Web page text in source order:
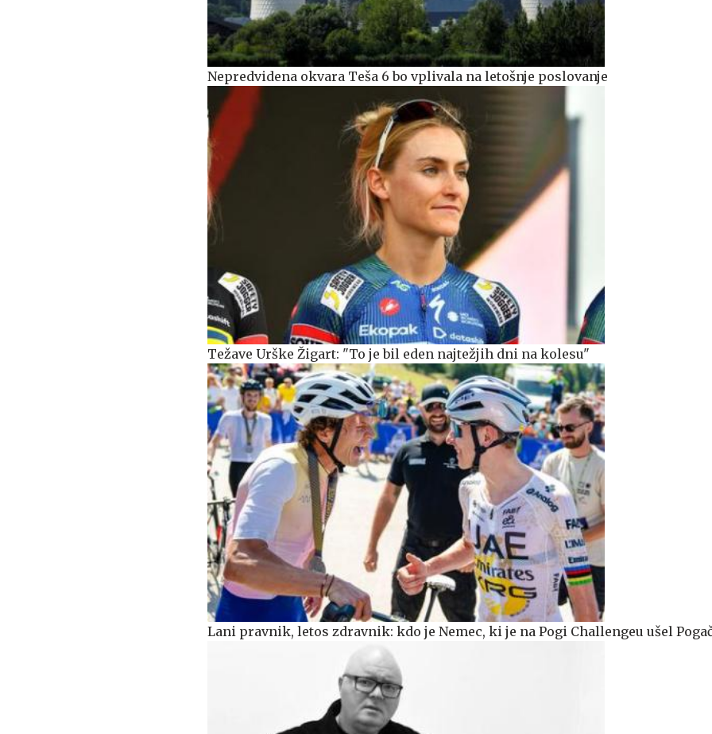
Nepredvidena okvara Teša 6 bo vplivala na letošnje poslovanje
Težave Urške Žigart: "To je bil eden najtežjih dni na kolesu"
Lani pravnik, letos zdravnik: kdo je Nemec, ki je na Pogi Challengeu ušel